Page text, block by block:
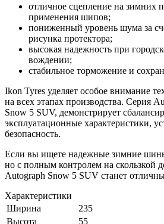
отличное сцепление на зимних
применения шипов;
пониженный уровень шума за
рисунка протектора;
высокая надежность при
вождении;
стабильное торможение и
Ikon Tyres уделяет особое внимание
на всех этапах производства. Серия
Snow 5 SUV, демонстрирует
эксплуатационные характеристики,
безопасность.
Если вы ищете надежные зимние
но с полным контролем на скользкой
Autograph Snow 5 SUV станет
Характеристики
Ширина
235
Высота
55